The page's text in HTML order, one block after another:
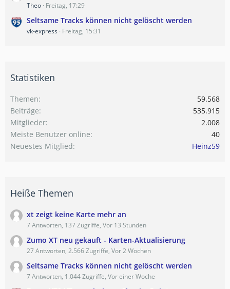
Theo Freitag, 17:29
Seltsame Tracks können nicht gelöscht werden
vk-express Freitag, 15:31
Statistiken
Themen
59.568
Beiträge
535.915
Mitglieder
2.008
Meiste Benutzer online
40
Neuestes Mitglied
Heinz59
Heiße Themen
xt zeigt keine Karte mehr an
7 Antworten, 137 Zugriffe, Vor 13 Stunden
Zumo XT neu gekauft - Karten-Aktualisierung
27 Antworten, 2.566 Zugriffe, Vor 2 Wochen
Seltsame Tracks können nicht gelöscht werden
7 Antworten, 1.044 Zugriffe, Vor einer Woche